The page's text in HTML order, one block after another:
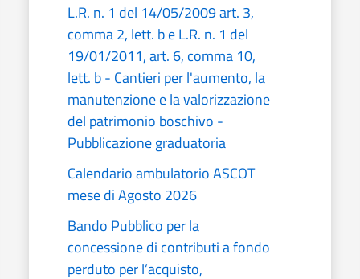
L.R. n. 1 del 14/05/2009 art. 3,
comma 2, lett. b e L.R. n. 1 del
19/01/2011, art. 6, comma 10,
lett. b - Cantieri per l'aumento, la
manutenzione e la valorizzazione
del patrimonio boschivo -
Pubblicazione graduatoria
Calendario ambulatorio ASCOT
mese di Agosto 2026
Bando Pubblico per la
concessione di contributi a fondo
perduto per l’acquisto,